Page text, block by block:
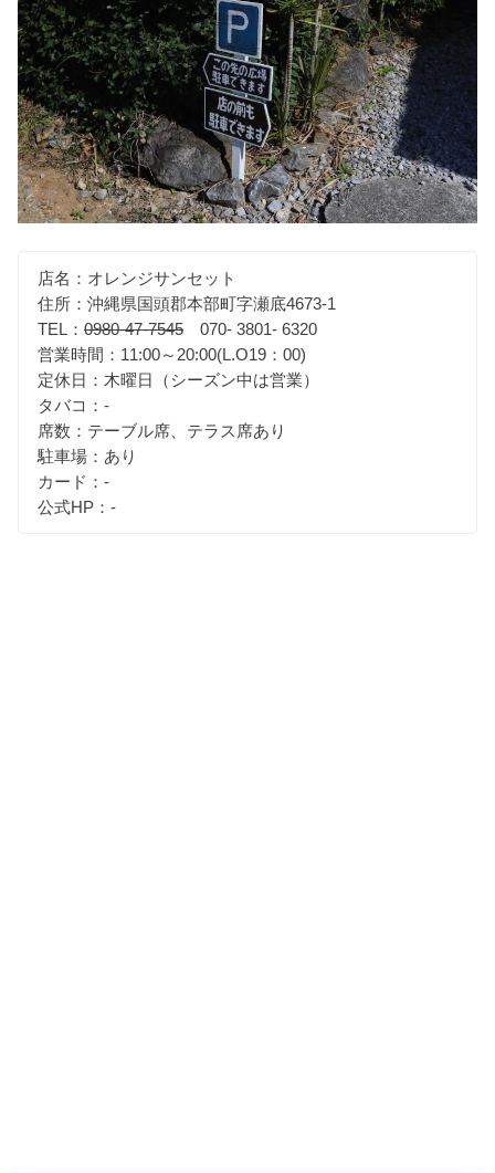
店名：オレンジサンセット
住所：沖縄県国頭郡本部町字瀬底4673-1
TEL：0980-47-7545 070- 3801- 6320
営業時間：11:00～20:00(L.O19：00)
定休日：木曜日（シーズン中は営業）
タバコ：-
席数：テーブル席、テラス席あり
駐車場：あり
カード：-
公式HP：-